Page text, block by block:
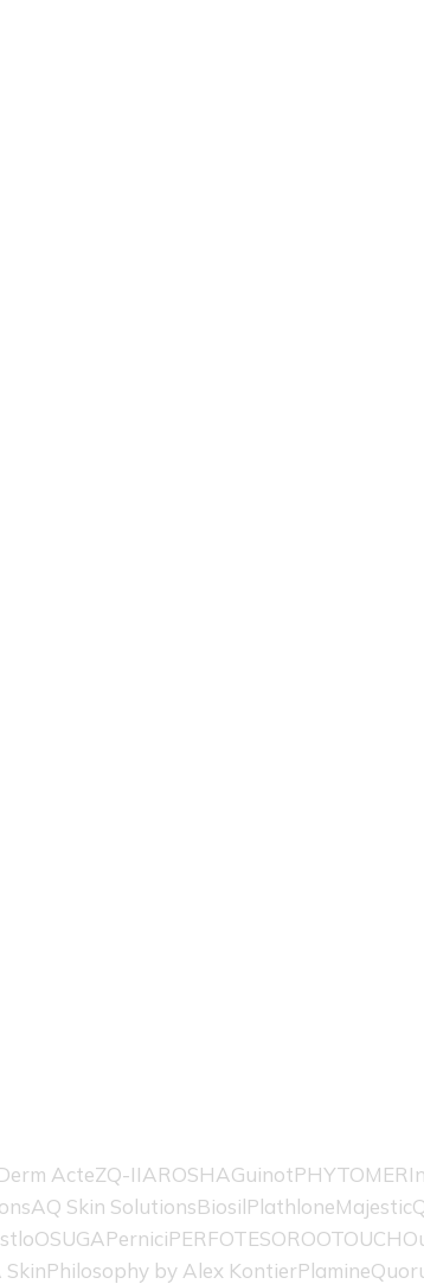
ActeZQ-IIAROSHAGuinotPHYTOMER
AQ Skin SolutionsBiosilPlathloneMajestic
OSUGAPerniciPERFOTESOROOTOUCH
SkinPhilosophy by Alex KontierPlamine